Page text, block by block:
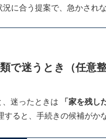
に合う提案で、急かされな
で迷うとき（任意
迷ったときは
「家を残
すると、手続きの候補がか